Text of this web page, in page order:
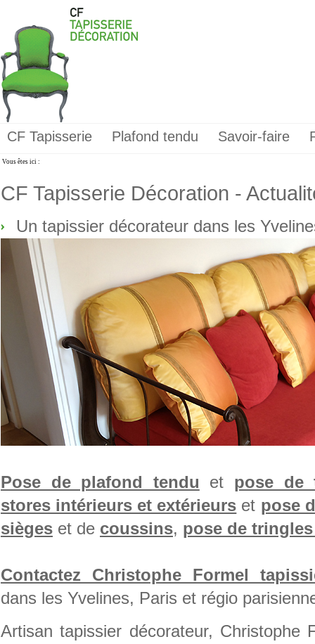
CF Tapisserie Plafond tendu Savoir-faire
Vous êtes ici :
CF Tapisserie Décoration -
Un tapissier décorateur dans les
Pose de plafond tendu et pose de
stores intérieurs et extérieurs et pose
sièges et de coussins, pose de
Contactez Christophe Formel
dans les Yvelines, Paris et régio
Artisan tapissier décorateur, Christophe